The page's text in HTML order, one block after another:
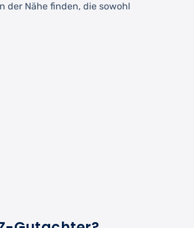
der Nähe finden, die sowohl